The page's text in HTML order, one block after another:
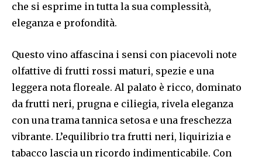
che si esprime in tutta la sua complessità,
eleganza e profondità.
Questo vino affascina i sensi con piacevoli note
olfattive di frutti rossi maturi, spezie e una
leggera nota floreale. Al palato è ricco, dominato
da frutti neri, prugna e ciliegia, rivela eleganza
con una trama tannica setosa e una freschezza
vibrante. L’equilibrio tra frutti neri, liquirizia e
tabacco lascia un ricordo indimenticabile. Con